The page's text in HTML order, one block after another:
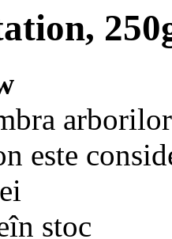
este
în stoc